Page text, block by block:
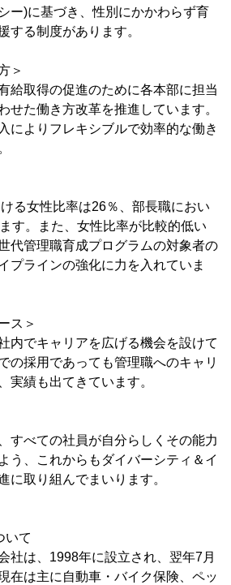
ー)に基づき、性別にかかわらず育
する制度があります。
＞
給取得の促進のために各本部に担当
せた働き方改革を推進しています。
によりフレキシブルで効率的な働き
る女性比率は26％、部長職におい
す。また、女性比率が比較的低い
代管理職育成プログラムの対象者の
プラインの強化に力を入れていま
ス＞
内でキャリアを広げる機会を設けて
の採用であっても管理職へのキャリ
実績も出てきています。
すべての社員が自分らしくその能力
う、これからもダイバーシティ＆イ
に取り組んでまいります。
いて
社は、1998年に設立され、翌年7月
在は主に自動車・バイク保険、ペッ